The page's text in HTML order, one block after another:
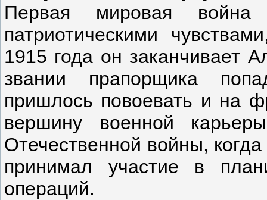
Первая мировая война
патриотическими
1915 года он заканчивает
звании прапорщика
пришлось повоевать и на
вершину военной
Отечественной войны,
принимал участие в
операций.